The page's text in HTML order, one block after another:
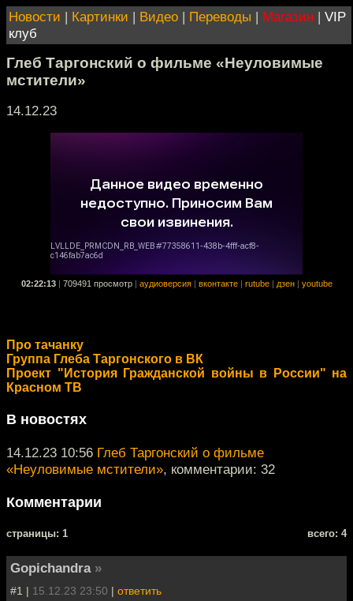
Новости | Картинки | Видео | Переводы | Магазин | VIP
клуб
Глеб Таргонский о фильме «Неуловимые
мстители»
14.12.23
02:22:13 709491 просмотр аудиоверсия вконтакте rutube дзен youtube
Про тачанку
Группа Глеба Таргонского в ВК
Проект "История Гражданской войны в России" на
Красном ТВ
В новостях
14.12.23 10:56 Глеб Таргонский о фильме
«Неуловимые мстители», комментарии: 32
Комментарии
cтраницы: 1 всего: 4
Gopichandra »
#1 | 15.12.23 23:50 | ответить